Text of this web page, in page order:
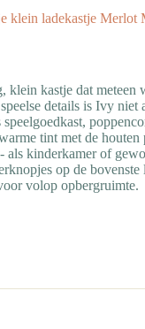
klein ladekastje Merlot
klein kastje dat meteen
details is Ivy niet
tint met de
als kinderkamer of
op de
volop opbergruimte.